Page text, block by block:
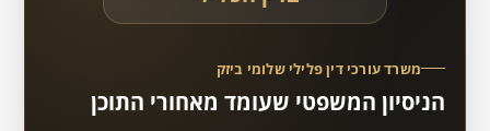
משרד עורכי דין פלילי שלומי ביזק
הניסיון המשפטי שעומד מאחורי התוכן